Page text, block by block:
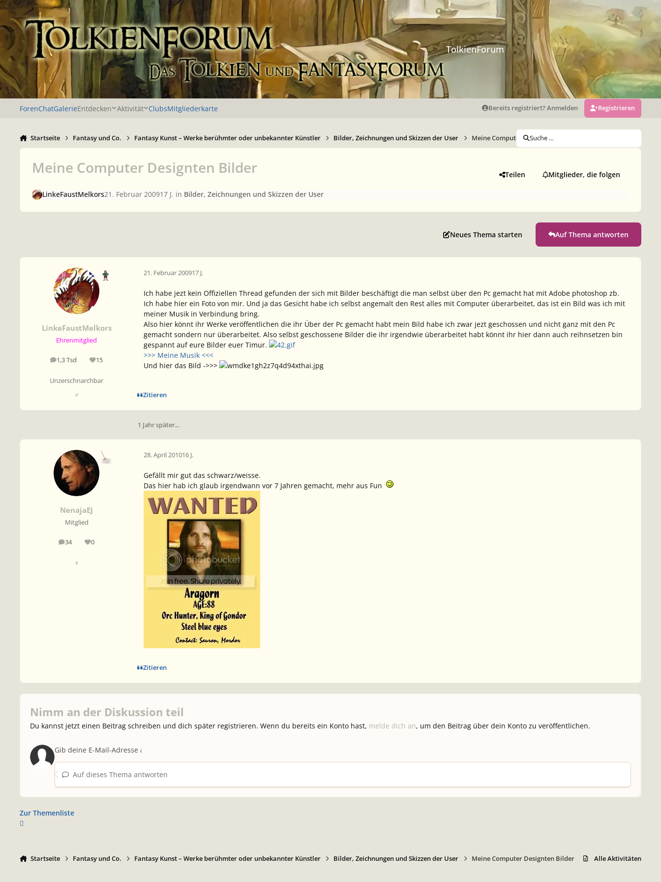
Zu Inhalt springen
TolkienForum
ForenChatGalerieEntdecken Aktivität ClubsMitgliederkarte Bereits registriert? Anmelden Registrieren
Startseite Fantasy und Co. Fantasy Kunst – Werke berühmter oder unbekannter Künstler Bilder, Zeichnungen und Skizzen der User Meine Computer Designten Bilder
Suche …
Meine Computer Designten Bilder Teilen Mitglieder, die folgen
LinkeFaustMelkors21. Februar 200917 J. in Bilder, Zeichnungen und Skizzen der User
Neues Thema starten Auf Thema antworten
LinkeFaustMelkors
Ehrenmitglied
1,3 Tsd
Beiträge 15
Reputation
Unzerschnarchbar
♂
21. Februar 200917 J.
Ich habe jezt kein Offiziellen Thread gefunden der sich mit Bilder beschäftigt die man selbst über den Pc gemacht hat mit Adobe photoshop zb.
Ich habe hier ein Foto von mir. Und ja das Gesicht habe ich selbst angemalt den Rest alles mit Computer überarbeitet, das ist ein Bild was ich mit
meiner Musik in Verbindung bring.
Also hier könnt ihr Werke veröffentlichen die ihr Über der Pc gemacht habt mein Bild habe ich zwar jezt geschossen und nicht ganz mit den Pc
gemacht sondern nur überarbeitet. Also selbst geschossene Bilder die ihr irgendwie überarbeitet habt könnt ihr hier dann auch reihnsetzen bin
gespannt auf eure Bilder euer Timur.
>>> Meine Musik <<<
Und hier das Bild ->>>
Zitieren
1 Jahr später...
NenajaEJ
Mitglied
34
Beiträge 0
Reputation
♀
28. April 201016 J.
Gefällt mir gut das schwarz/weisse.
Das hier hab ich glaub irgendwann vor 7 Jahren gemacht, mehr aus Fun
Zitieren
Nimm an der Diskussion teil
Du kannst jetzt einen Beitrag schreiben und dich später registrieren. Wenn du bereits ein Konto hast, melde dich an, um den Beitrag über dein Konto zu veröffentlichen.
Auf dieses Thema antworten
Zur Themenliste
Startseite Fantasy und Co. Fantasy Kunst – Werke berühmter oder unbekannter Künstler Bilder, Zeichnungen und Skizzen der User Meine Computer Designten Bilder Alle Aktivitäten